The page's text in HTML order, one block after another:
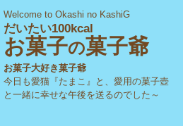
Welcome to Okashi no KashiG
だいたい100kcal
お菓子の菓子爺
お菓子大好き菓子爺
今日も愛猫『たまこ』と、愛用の菓子壺
と一緒に幸せな午後を送るのでした～